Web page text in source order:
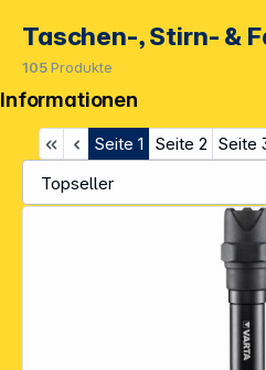
Taschen-, Stirn- &
105 Produkte
Seite 1 Seite 2 Seite
Informationen